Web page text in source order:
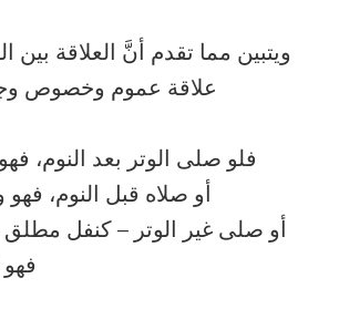
علاقة عموم وخصوص
فلو صلى الوتر بعد النوم،
أو صلاه قبل النوم، فهو
أو صلى غير الوتر – كنفل مطلق
فهو